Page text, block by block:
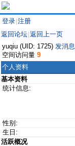
登录 注册
返回论坛 返回上一页
yuqiu (UID: 1725) 发消息
空间访问量 9
个人资料
基本资料
统计信息:
性别:
生日:
活跃概况